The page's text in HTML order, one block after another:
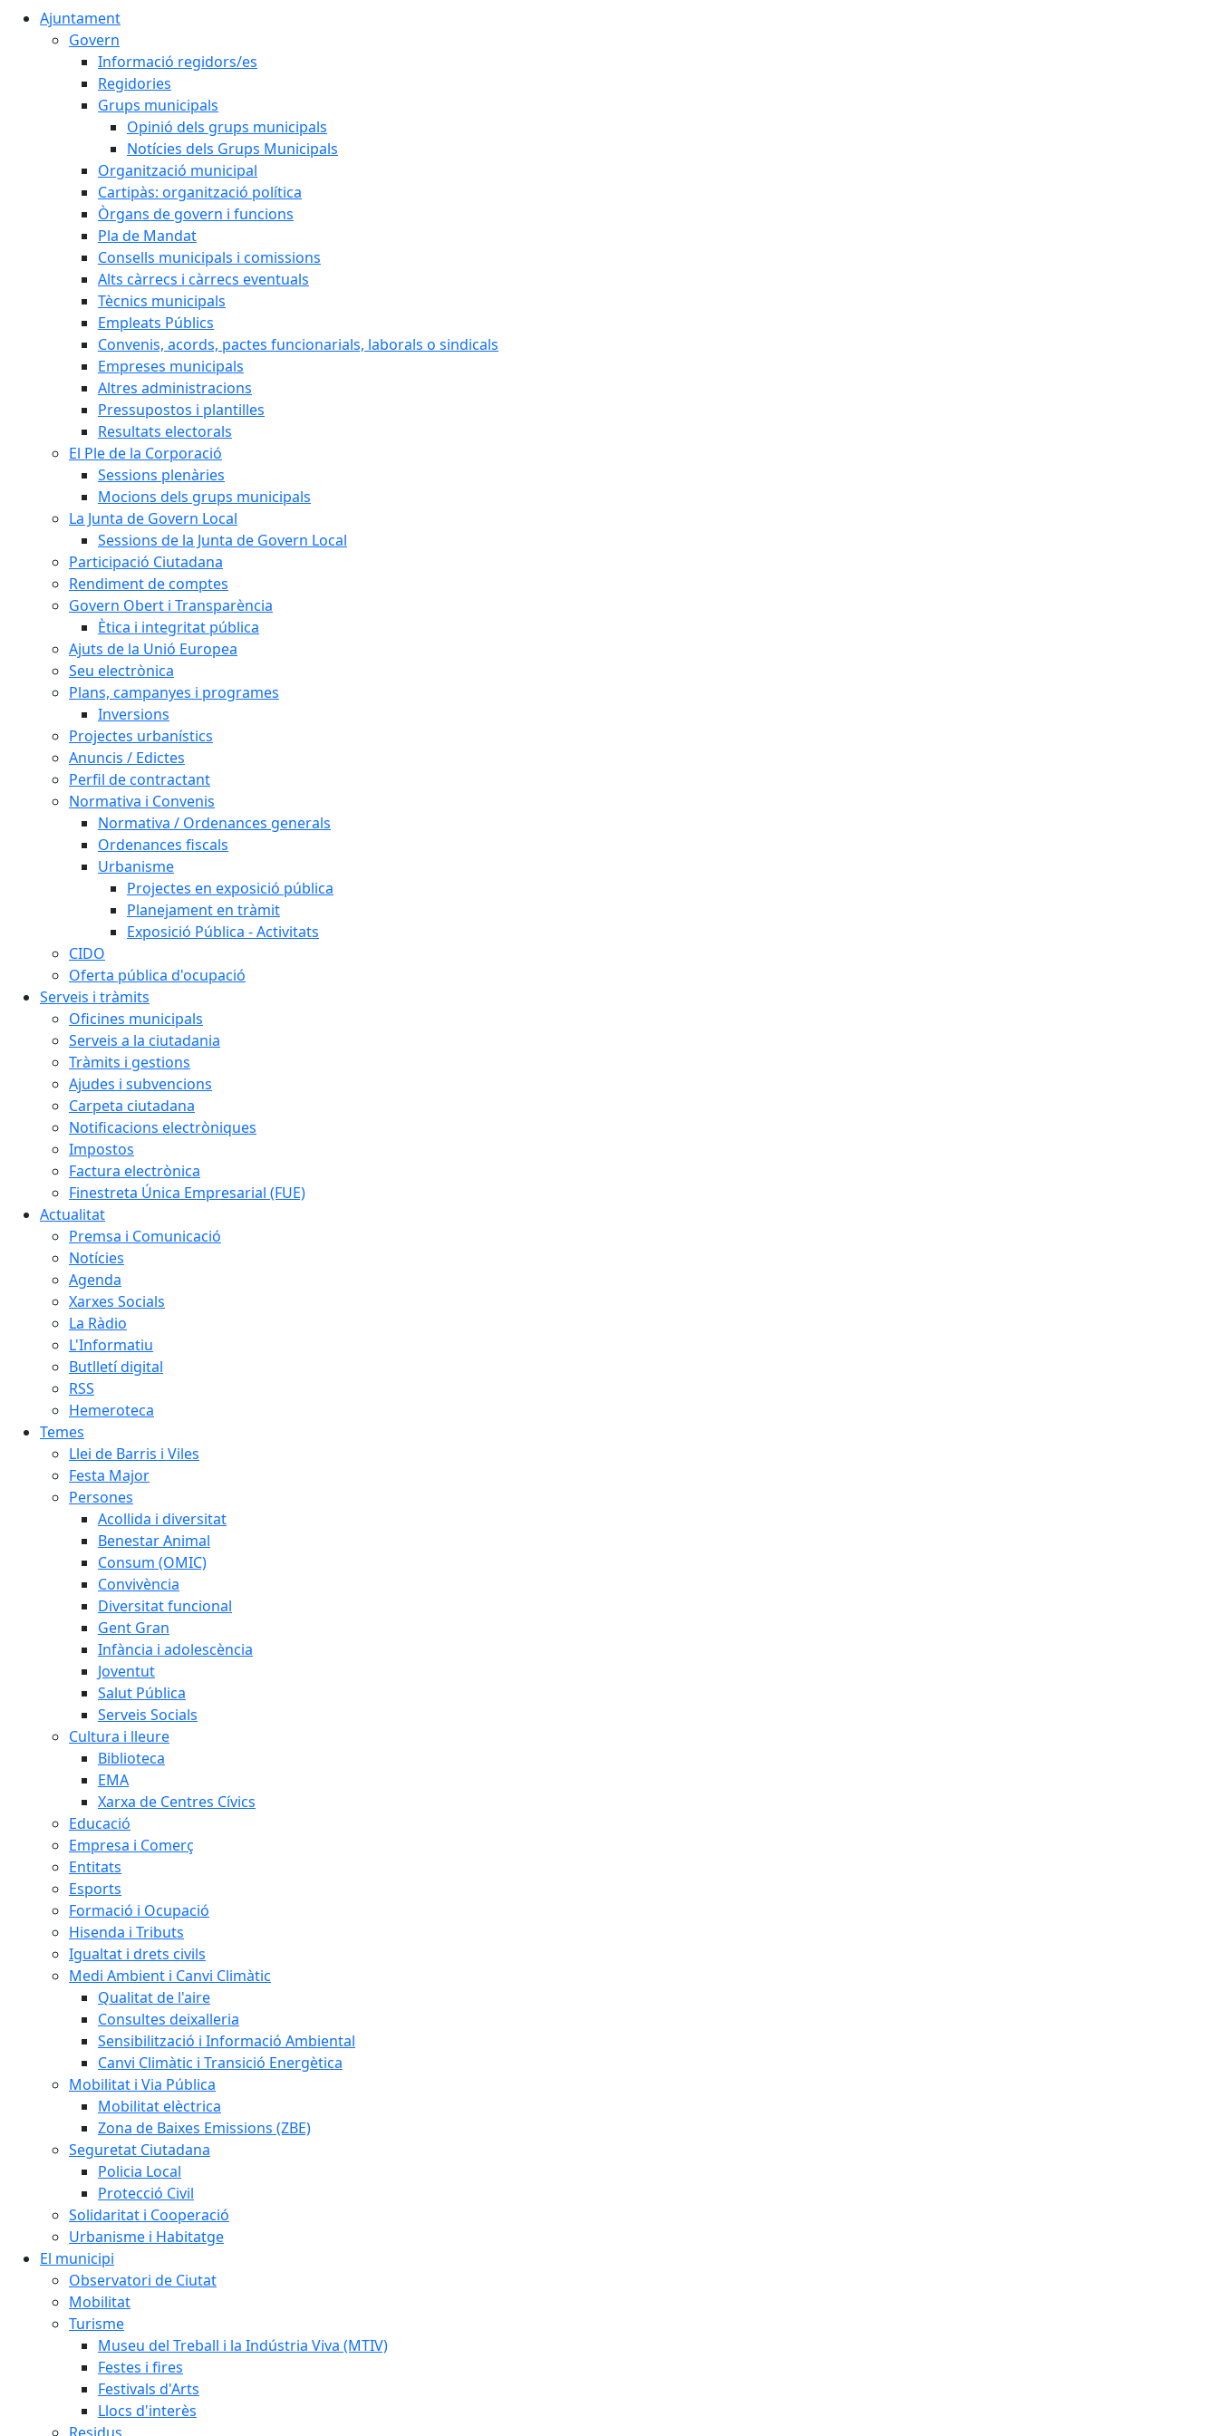
Ajuntament
Govern
Informació regidors/es
Regidories
Grups municipals
Opinió dels grups municipals
Notícies dels Grups Municipals
Organització municipal
Cartipàs: organització política
Òrgans de govern i funcions
Pla de Mandat
Consells municipals i comissions
Alts càrrecs i càrrecs eventuals
Tècnics municipals
Empleats Públics
Convenis, acords, pactes funcionarials, laborals o sindicals
Empreses municipals
Altres administracions
Pressupostos i plantilles
Resultats electorals
El Ple de la Corporació
Sessions plenàries
Mocions dels grups municipals
La Junta de Govern Local
Sessions de la Junta de Govern Local
Participació Ciutadana
Rendiment de comptes
Govern Obert i Transparència
Ètica i integritat pública
Ajuts de la Unió Europea
Seu electrònica
Plans, campanyes i programes
Inversions
Projectes urbanístics
Anuncis / Edictes
Perfil de contractant
Normativa i Convenis
Normativa / Ordenances generals
Ordenances fiscals
Urbanisme
Projectes en exposició pública
Planejament en tràmit
Exposició Pública - Activitats
CIDO
Oferta pública d'ocupació
Serveis i tràmits
Oficines municipals
Serveis a la ciutadania
Tràmits i gestions
Ajudes i subvencions
Carpeta ciutadana
Notificacions electròniques
Impostos
Factura electrònica
Finestreta Única Empresarial (FUE)
Actualitat
Premsa i Comunicació
Notícies
Agenda
Xarxes Socials
La Ràdio
L'Informatiu
Butlletí digital
RSS
Hemeroteca
Temes
Llei de Barris i Viles
Festa Major
Persones
Acollida i diversitat
Benestar Animal
Consum (OMIC)
Convivència
Diversitat funcional
Gent Gran
Infància i adolescència
Joventut
Salut Pública
Serveis Socials
Cultura i lleure
Biblioteca
EMA
Xarxa de Centres Cívics
Educació
Empresa i Comerç
Entitats
Esports
Formació i Ocupació
Hisenda i Tributs
Igualtat i drets civils
Medi Ambient i Canvi Climàtic
Qualitat de l'aire
Consultes deixalleria
Sensibilització i Informació Ambiental
Canvi Climàtic i Transició Energètica
Mobilitat i Via Pública
Mobilitat elèctrica
Zona de Baixes Emissions (ZBE)
Seguretat Ciutadana
Policia Local
Protecció Civil
Solidaritat i Cooperació
Urbanisme i Habitatge
El municipi
Observatori de Ciutat
Mobilitat
Turisme
Museu del Treball i la Indústria Viva (MTIV)
Festes i fires
Festivals d'Arts
Llocs d'interès